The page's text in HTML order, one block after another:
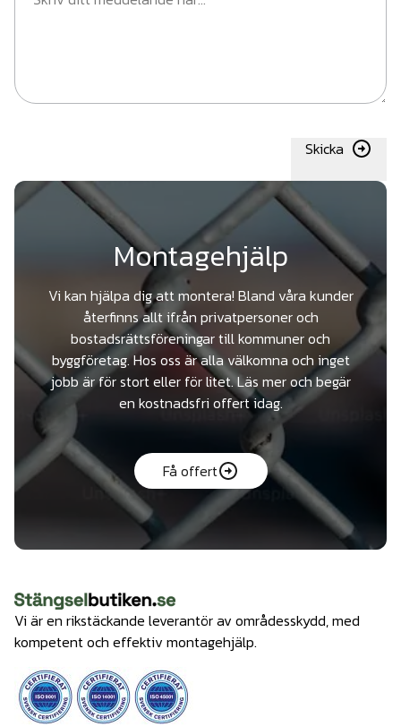
Skicka
Montagehjälp
Vi kan hjälpa dig att montera! Bland våra kunder
återfinns allt ifrån privatpersoner och
bostadsrättsföreningar till kommuner och
byggföretag. Hos oss är alla välkomna och inget
jobb är för stort eller för litet. Läs mer och begär
en kostnadsfri offert idag.
Få offert
Vi är en rikstäckande leverantör av områdesskydd, med
kompetent och effektiv montagehjälp.